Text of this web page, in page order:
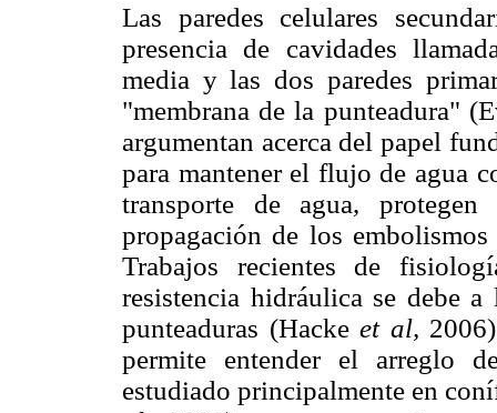
Las paredes celulares
presencia de cavidades
media y las dos paredes
"membrana de la punteadura"
argumentan acerca del papel
para mantener el flujo de agua
transporte de agua,
propagación de los
Trabajos recientes de
resistencia hidráulica se debe
punteaduras (Hackeet al,
permite entender el arreglo
estudiado principalmente en